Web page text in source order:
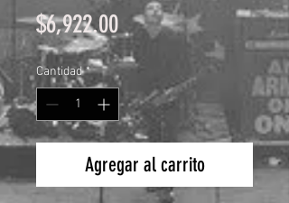
$6,922.00Precio
Cantidad *
Agregar al carrito